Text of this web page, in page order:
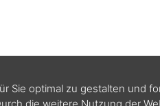
Sie optimal zu gestalten und